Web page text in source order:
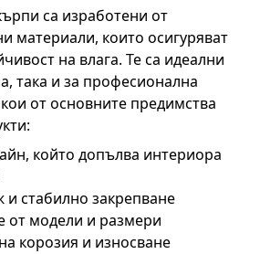
са изработени от
материали, които осигуряват
на влага. Те са идеални
така и за професионална
от основните предимства
който допълва интериора
стабилно закрепване
от модели и размери
корозия и износване